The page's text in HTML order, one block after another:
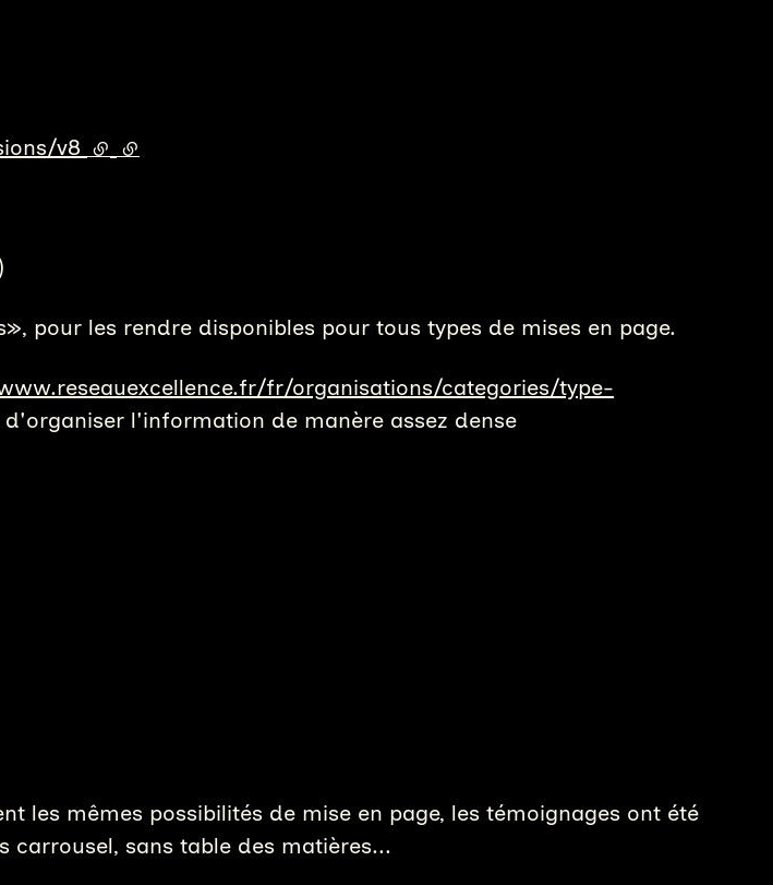
v8 (lien externe)
(lien externe)
pour les rendre disponibles pour tous types de mises en page.
fr/organisations/categories/type-
d'organiser l'information de manère assez dense
les mêmes possibilités de mise en page, les témoignages ont été
carrousel, sans table des matières...